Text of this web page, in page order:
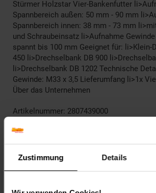
Zustimmung Details
Stürmer Holzstar Vier-Bankenfutter
Spannbereich außen: 50 mm - 90 mm
Spannbereich innen: 38 mm - 73 mm
und Schraubeinsatz li>Aufnahme
spannt bis 100 mm Geeignet für: li>Klein-
450 li>Drechselbank DB 900
li>Drechselbank DB 1202 Technische
Gewinde: M33 x 3,5 Lieferumfang li>1x
Über das Unternehmen
Artikelnummer: 2807439000
Artikel gehört zur Kategorie: